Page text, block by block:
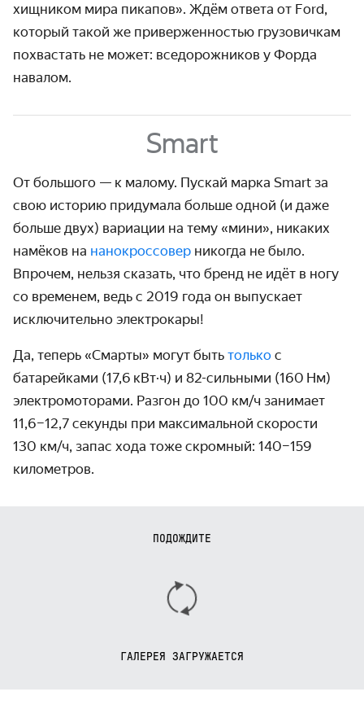
хищником мира пикапов». Ждём ответа от Ford,
который такой же привер­жен­ностью грузо­вичкам
похвастать не может: вседорож­ников у Форда
навалом.
Smart
От большого — к малому. Пускай марка Smart за
свою историю придумала больше одной (и даже
больше двух) вариации на тему «мини», никаких
намёков на нано­кроссовер никогда не было.
Впрочем, нельзя сказать, что бренд не идёт в ногу
со временем, ведь с 2019 года он выпускает
исключи­тельно электрокары!
Да, теперь «Смарты» могут быть только с
батарейками (17,6 кВт·ч) и 82-сильными (160 Нм)
электро­моторами. Разгон до 100 км/ч занимает
11,6–12,7 секунды при максимальной скорости
130 км/ч, запас хода тоже скромный: 140–159
километров.
ПОДОЖДИТЕ
ГАЛЕРЕЯ ЗАГРУЖАЕТСЯ